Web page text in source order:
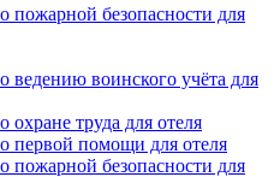
пожарной безопасности для
ведению воинского учёта для
труда для отеля
первой помощи для отеля
пожарной безопасности для